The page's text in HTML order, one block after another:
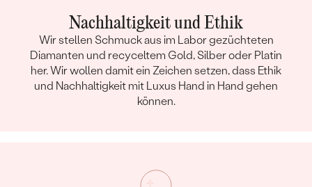
Nachhaltigkeit und Ethik
Wir stellen Schmuck aus im Labor gezüchteten
Diamanten und recyceltem Gold, Silber oder Platin
her. Wir wollen damit ein Zeichen setzen, dass Ethik
und Nachhaltigkeit mit Luxus Hand in Hand gehen
können.